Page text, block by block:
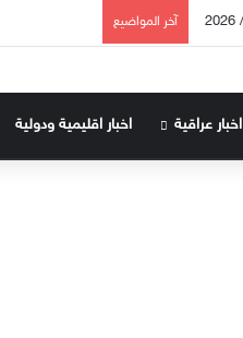
آخر المواضيع
اخبار عراقية اخبار اقليمية ودولية